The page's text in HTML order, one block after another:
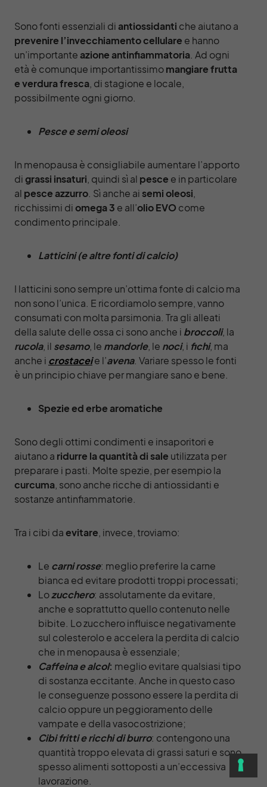
Sono fonti essenziali diantiossidanti che aiutano a
prevenire l’invecchiamento cellulare e hanno
un’importanteazione antinfiammatoria. Ad ogni
età è comunque importantissimomangiare frutta
e verdura fresca, di stagione e locale,
possibilmente ogni giorno.
Pesce e semi oleosi
In menopausa è consigliabile aumentare l’apporto
digrassi insaturi, quindi sì al pesce e in particolare
al pesce azzurro. Sì anche aisemi oleosi,
ricchissimi diomega 3 e all’olio EVO come
condimento principale.
Latticini (e altre fonti di calcio)
I latticini sono sempre un’ottima fonte di calcio ma
non sono l’unica. E ricordiamolo sempre, vanno
consumati con molta parsimonia. Tra gli alleati
della salute delle ossa ci sono anche i broccoli, la
rucola, il sesamo, le mandorle, le noci, i fichi, ma
anche i crostaceie l’avena. Variare spesso le fonti
è un principio chiave per mangiare sano e bene.
Spezie ed erbe aromatiche
Sono degli ottimi condimenti e insaporitori e
aiutano a ridurre la quantità di sale utilizzata per
preparare i pasti. Molte spezie, per esempio la
curcuma, sono anche ricche di antiossidanti e
sostanze antinfiammatorie.
Tra i cibi daevitare, invece, troviamo:
Le carni rosse: meglio preferire la carne
bianca ed evitare prodotti troppi processati;
Lozucchero: assolutamente da evitare,
anche e soprattutto quello contenuto nelle
bibite. Lo zucchero influisce negativamente
sul colesterolo e accelera la perdita di calcio
che in menopausa è essenziale;
Caffeina e alcol: meglio evitare qualsiasi tipo
di sostanza eccitante. Anche in questo caso
le conseguenze possono essere la perdita di
calcio oppure un peggioramento delle
vampate e della vasocostrizione;
Cibi fritti e ricchi di burro: contengono una
quantità troppo elevata di grassi saturi e sono
spesso alimenti sottoposti a un’eccessiva
lavorazione.